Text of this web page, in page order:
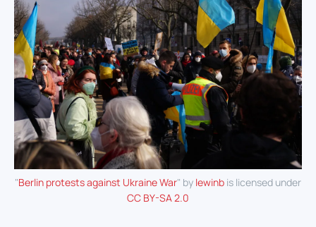
"Berlin protests against Ukraine War" by lewinb is licensed under
CC BY-SA 2.0